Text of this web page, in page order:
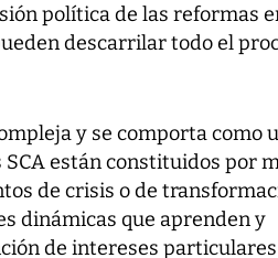
política de las reformas
descarrilar todo el
y se comporta como
SCA están constituidos por
de crisis o de
dinámicas que aprenden y
de intereses particulares